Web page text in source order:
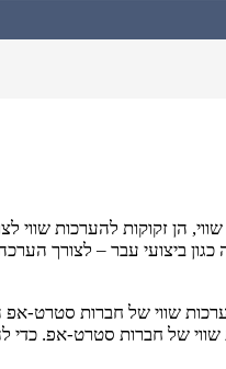
הן זקוקות להערכות שווי
שווי של חברות סטרט-אפ הן
של חברות סטרט-אפ. כדי